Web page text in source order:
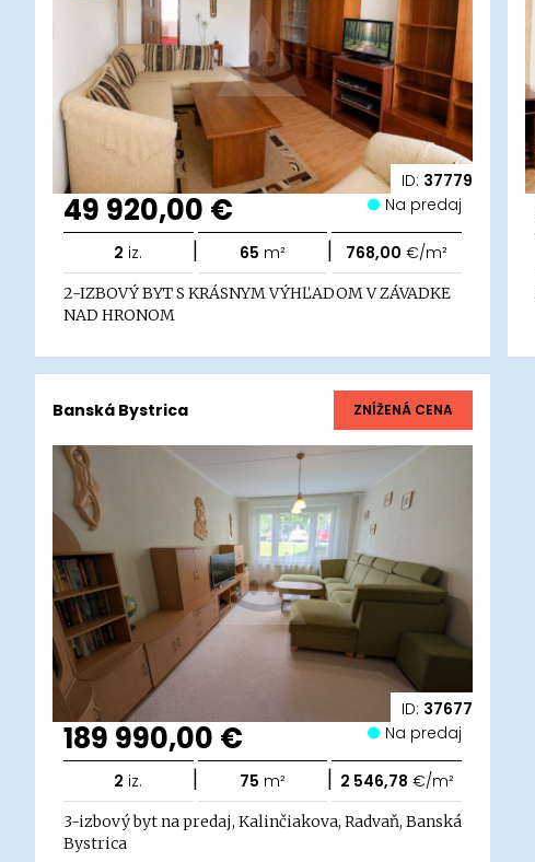
ID: 37779
49 920,00 € Na predaj
2 iz. | 65 m² | 768,00 €/m²
2-IZBOVÝ BYT S KRÁSNYM VÝHĽADOM V ZÁVADKE
NAD HRONOM
ID: 37677
Banská Bystrica ZNÍŽENÁ CENA
189 990,00 € Na predaj
2 iz. | 75 m² | 2 546,78 €/m²
3-izbový byt na predaj, Kalinčiakova, Radvaň, Banská
Bystrica